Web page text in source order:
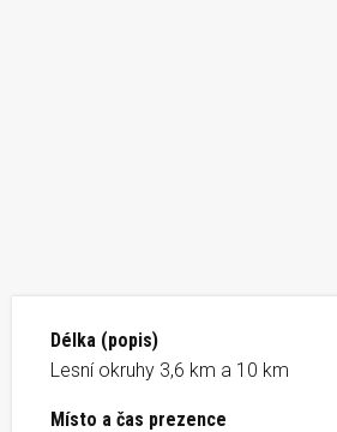
Délka (popis)
Lesní okruhy 3,6 km a 10 km
Místo a čas prezence